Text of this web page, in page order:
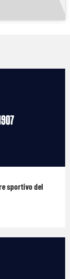
sportivo del